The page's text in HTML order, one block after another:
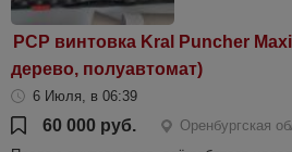
PCP винтовка Kral Puncher
дерево, полуавтомат)
6 Июля, в 06:39
60 000 руб.
Оренбургская